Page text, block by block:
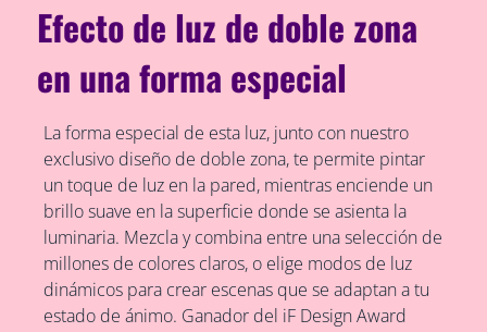
Efecto de luz de doble zona
en una forma especial
La forma especial de esta luz, junto con nuestro
exclusivo diseño de doble zona, te permite pintar
un toque de luz en la pared, mientras enciende un
brillo suave en la superficie donde se asienta la
luminaria. Mezcla y combina entre una selección de
millones de colores claros, o elige modos de luz
dinámicos para crear escenas que se adaptan a tu
estado de ánimo. Ganador del iF Design Award